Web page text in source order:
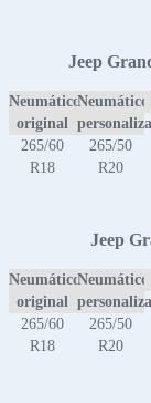
Jeep
Neumático
original
Neumático
265/60
R18
265/50
R20
Jeep
Neumático
original
Neumático
265/60
R18
265/50
R20